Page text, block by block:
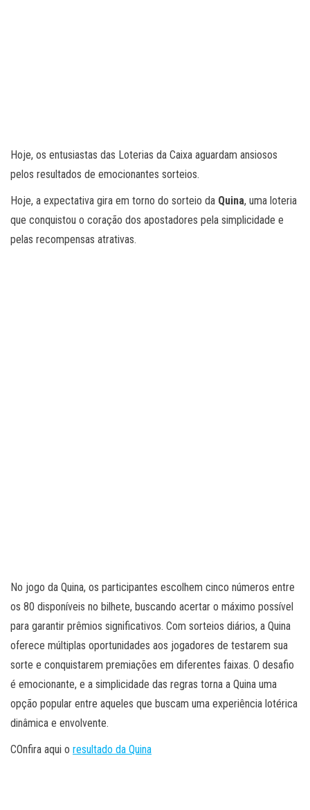
Hoje, os entusiastas das Loterias da Caixa aguardam ansiosos
pelos resultados de emocionantes sorteios.
Hoje, a expectativa gira em torno do sorteio da Quina, uma loteria
que conquistou o coração dos apostadores pela simplicidade e
pelas recompensas atrativas.
No jogo da Quina, os participantes escolhem cinco números entre
os 80 disponíveis no bilhete, buscando acertar o máximo possível
para garantir prêmios significativos. Com sorteios diários, a Quina
oferece múltiplas oportunidades aos jogadores de testarem sua
sorte e conquistarem premiações em diferentes faixas. O desafio
é emocionante, e a simplicidade das regras torna a Quina uma
opção popular entre aqueles que buscam uma experiência lotérica
dinâmica e envolvente.
COnfira aqui o resultado da Quina